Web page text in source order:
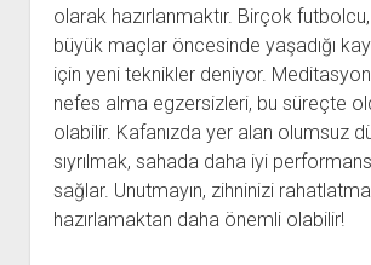
olarak hazırlanmaktır. Birçok
büyük maçlar öncesinde yaşadığı
için yeni teknikler deniyor.
nefes alma egzersizleri, bu süreçte
olabilir. Kafanızda yer alan olumsuz
sıyrılmak, sahada daha iyi
sağlar. Unutmayın, zihninizi
hazırlamaktan daha önemli olabilir!